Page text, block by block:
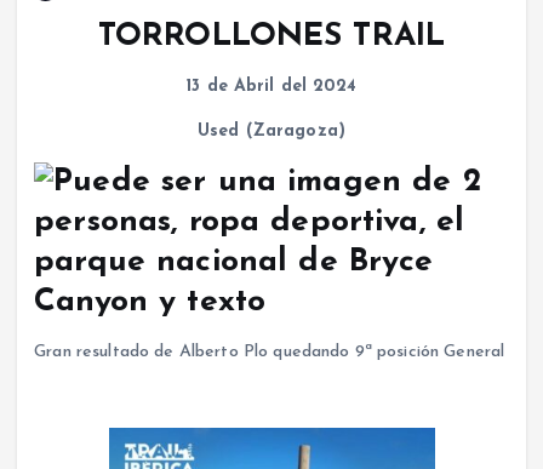
TORROLLONES TRAIL
13 de Abril del 2024
Used (Zaragoza)
Gran resultado de Alberto Plo quedando 9ª posición General